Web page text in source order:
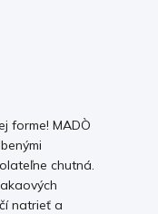
forme! MADÒ
chutná.
natrieť a